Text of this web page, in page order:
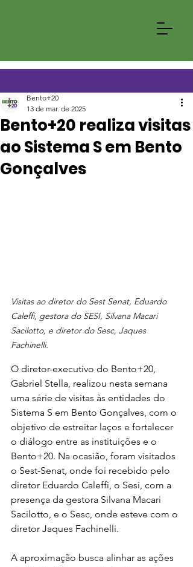
Bento+20 realiza visitas
ao Sistema S em Bento
Gonçalves
Bento+20
13 de mar. de 2025
Visitas ao diretor do Sest Senat, Eduardo
Caleffi, gestora do SESI, Silvana Macari
Sacilotto, e diretor do Sesc, Jaques
Fachinelli.
O diretor-executivo do Bento+20,
Gabriel Stella, realizou nesta semana
uma série de visitas às entidades do
Sistema S em Bento Gonçalves, com o
objetivo de estreitar laços e fortalecer
o diálogo entre as instituições e o
Bento+20. Na ocasião, foram visitados
o Sest-Senat, onde foi recebido pelo
diretor Eduardo Caleffi, o Sesi, com a
presença da gestora Silvana Macari
Sacilotto, e o Sesc, onde esteve com o
diretor Jaques Fachinelli.
A aproximação busca alinhar as ações